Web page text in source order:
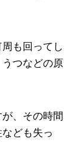
も回ってし
つなどの原
、その時間
ども失っ